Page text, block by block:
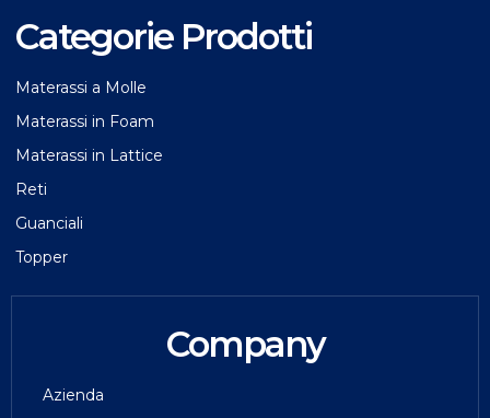
Categorie Prodotti
Materassi a Molle
Materassi in Foam
Materassi in Lattice
Reti
Guanciali
Topper
Company
Azienda